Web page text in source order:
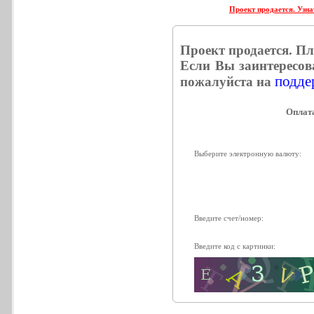
Проект продается.
Проект продается.
Если Вы
пожалуйста на
Выберите электронную валюту:
Введите счет/номер:
Введите код с картинки: